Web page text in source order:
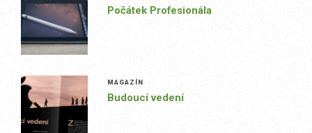
Počátek Profesionála
MAGAZÍN
Budoucí vedení